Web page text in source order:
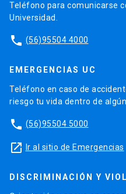
Teléfono para comunicarse
Universidad.
phone (56)95504 4000
EMERGENCIAS UC
Teléfono en caso de
riesgo tu vida dentro de
phone (56)95504 5000
launch Ir al sitio de Emergencias
DISCRIMINACIÓN Y